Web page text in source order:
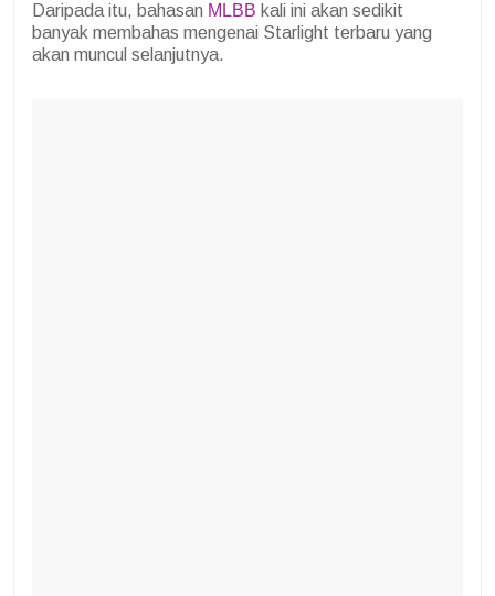
Daripada itu, bahasan MLBB kali ini akan sedikit
banyak membahas mengenai Starlight terbaru yang
akan muncul selanjutnya.